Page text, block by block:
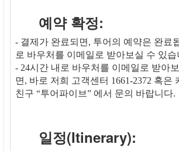
예약 확정:
- 결제가 완료되면, 투어의 예약은 완료
로 바우처를 이메일로 받아보실 수 있습
- 24시간 내로 바우처를 이메일로 받아
면, 바로 저희 고객센터 1661-2372 혹은
친구 “투어파이브” 에서 문의 바랍니다.
일정(Itinerary):